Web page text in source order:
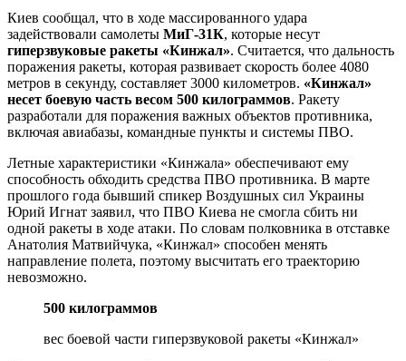
Киев сообщал, что в ходе массированного удара
задействовали самолеты МиГ-31К, которые несут
гиперзвуковые ракеты «Кинжал». Считается, что дальность
поражения ракеты, которая развивает скорость более 4080
метров в секунду, составляет 3000 километров. «Кинжал»
несет боевую часть весом 500 килограммов. Ракету
разработали для поражения важных объектов противника,
включая авиабазы, командные пункты и системы ПВО.
Летные характеристики «Кинжала» обеспечивают ему
способность обходить средства ПВО противника. В марте
прошлого года бывший спикер Воздушных сил Украины
Юрий Игнат заявил, что ПВО Киева не смогла сбить ни
одной ракеты в ходе атаки. По словам полковника в отставке
Анатолия Матвийчука, «Кинжал» способен менять
направление полета, поэтому высчитать его траекторию
невозможно.
500 килограммов
вес боевой части гиперзвуковой ракеты «Кинжал»